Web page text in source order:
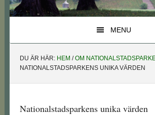
MENU
DU ÄR HÄR: HEM / OM
NATIONALSTADSPARKENS UNIKA VÄRDEN
Nationalstadsparkens unika värden